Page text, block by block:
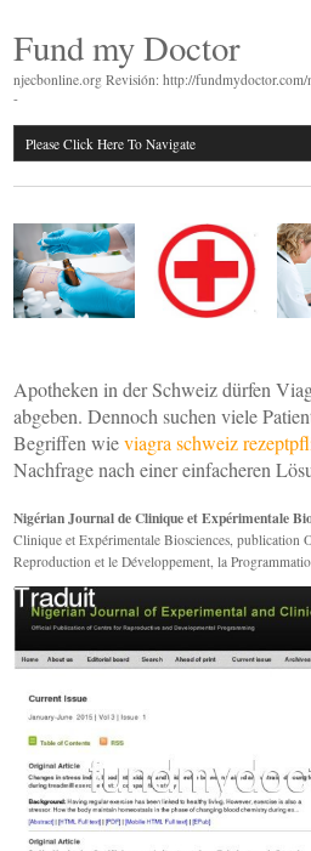
Fund my Doctor
njecbonline.org Revisión: http://
-
Apotheken in der Schweiz dürfen
abgeben. Dennoch suchen viele
Begriffen wieviagra schweiz
Nachfrage nach einer einfacheren
Nigérian Journal de Clinique et Expérimentale
Clinique et Expérimentale Biosciences, publication
Reproduction et le Développement, la